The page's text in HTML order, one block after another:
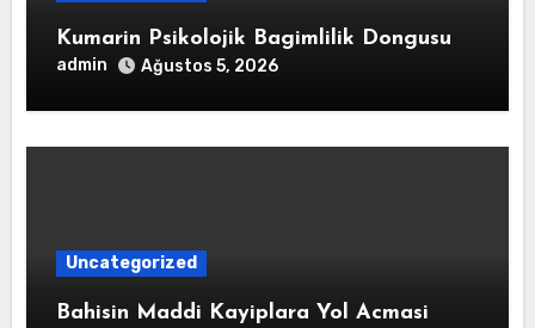
Kumarin Psikolojik Bagimlilik Dongusu
admin Ağustos 5, 2026
Uncategorized
Bahisin Maddi Kayiplara Yol Acmasi